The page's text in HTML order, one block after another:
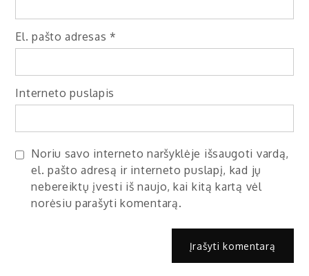
El. pašto adresas *
Interneto puslapis
Noriu savo interneto naršyklėje išsaugoti vardą,
el. pašto adresą ir interneto puslapį, kad jų
nebereiktų įvesti iš naujo, kai kitą kartą vėl
norėsiu parašyti komentarą.